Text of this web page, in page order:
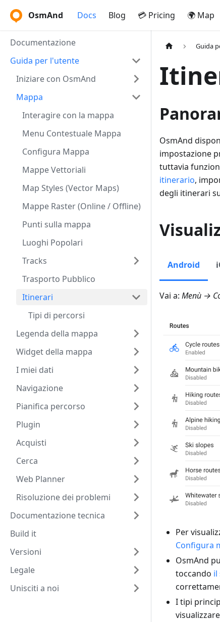
OsmAnd Docs Blog 💳 Pricing 🌍 Map
Documentazione
Guida per l'utente
Iniziare con OsmAnd
Mappa
Interagire con la mappa
Menu Contestuale Mappa
Configura Mappa
Mappe Vettoriali
Map Styles (Vector Maps)
Mappe Raster (Online / Offline)
Punti sulla mappa
Luoghi Popolari
Tracks
Trasporto Pubblico
Itinerari
Tipi di percorsi
Legenda della mappa
Widget della mappa
I miei dati
Navigazione
Pianifica percorso
Plugin
Acquisti
Cerca
Web Planner
Risoluzione dei problemi
Documentazione tecnica
Build it
Versioni
Legale
Unisciti a noi
Guida
OsmAnd
impostazione
tuttavia
itinerario,
degli itinerari
Android
Vai a: Menù →
Per
Configura
OsmAnd
toccando il
I tipi